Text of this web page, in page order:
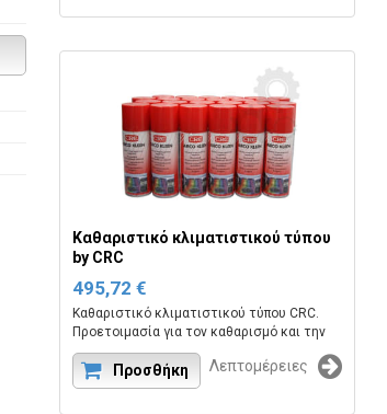
Καθαριστικό κλιματιστικού τύπου
by CRC
495,72 €
Καθαριστικό κλιματιστικού τύπου CRC.
Προετοιμασία για τον καθαρισμό και την
απολύμανση των συστημάτων
κλιματισμού.
Κωδικός εργοστασίου:CRC AIRCO KLEEN
Προσθήκη Λεπτομέρειες